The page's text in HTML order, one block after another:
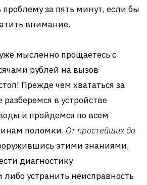
за пять минут, если бы
внимание.
мысленно прощаетесь с
рублей на вызов
Прежде чем хвататься за
в устройстве
и пройдемся по всем
поломки. От простейших до
этими знаниями,
диагностику
либо устранить неисправность